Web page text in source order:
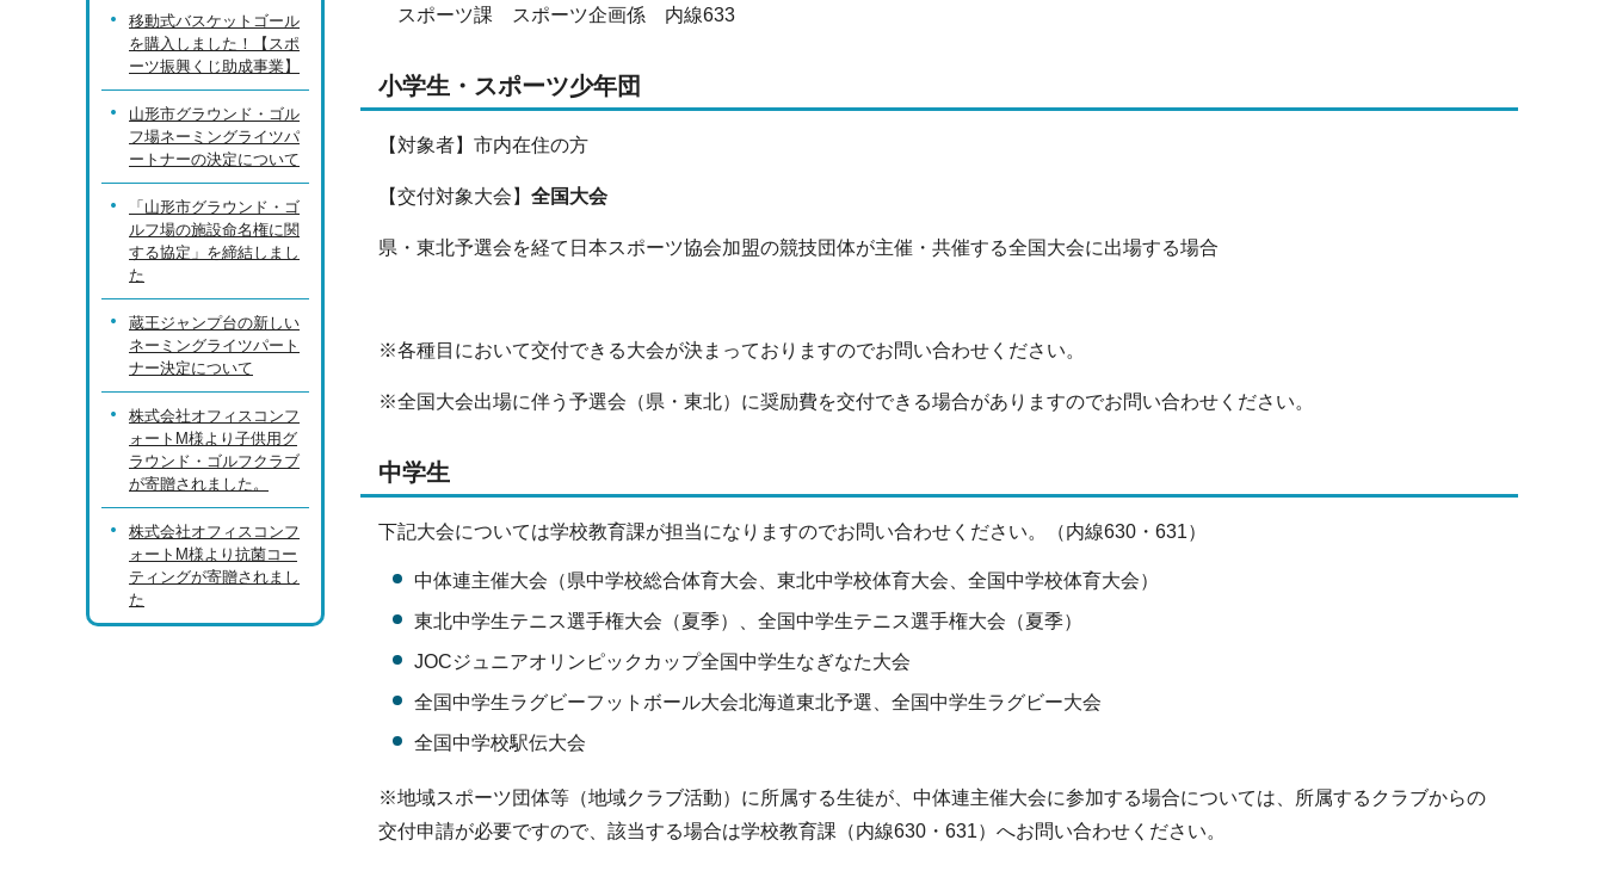
スポーツ課 スポーツ企画係 内線633
小学生・スポーツ少年団
【対象者】市内在住の方
【交付対象大会】 全国大会
県・東北予選会を経て日本スポーツ協会加盟の競技団体が主催・共催する全国大会に出場する場合
※各種目において交付できる大会が決まっておりますのでお問い合わせください。
※全国大会出場に伴う予選会（県・東北）に奨励費を交付できる場合がありますのでお問い合わせください。
中学生
下記大会については学校教育課が担当になりますのでお問い合わせください。（内線630・631）
中体連主催大会（県中学校総合体育大会、東北中学校体育大会、全国中学校体育大会）
東北中学生テニス選手権大会（夏季）、全国中学生テニス選手権大会（夏季）
JOCジュニアオリンピックカップ全国中学生なぎなた大会
全国中学生ラグビーフットボール大会北海道東北予選、全国中学生ラグビー大会
全国中学校駅伝大会
※地域スポーツ団体等（地域クラブ活動）に所属する生徒が、中体連主催大会に参加する場合については、所属するクラブからの
交付申請が必要ですので、該当する場合は学校教育課（内線630・631）へお問い合わせください。
移動式バスケットゴール
を購入しました！【スポ
ーツ振興くじ助成事業】
山形市グラウンド・ゴル
フ場ネーミングライツパ
ートナーの決定について
「山形市グラウンド・ゴ
ルフ場の施設命名権に関
する協定」を締結しまし
た
蔵王ジャンプ台の新しい
ネーミングライツパート
ナー決定について
株式会社オフィスコンフ
ォートM様より子供用グ
ラウンド・ゴルフクラブ
が寄贈されました。
株式会社オフィスコンフ
ォートM様より抗菌コー
ティングが寄贈されまし
た